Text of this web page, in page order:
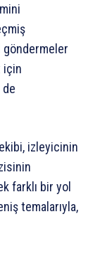
için
izleyicinin
farklı bir yol
temalarıyla,